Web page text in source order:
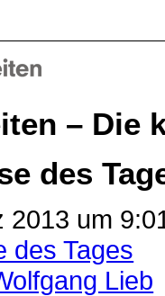
– Die
des
2013 um
des Tages
Lieb